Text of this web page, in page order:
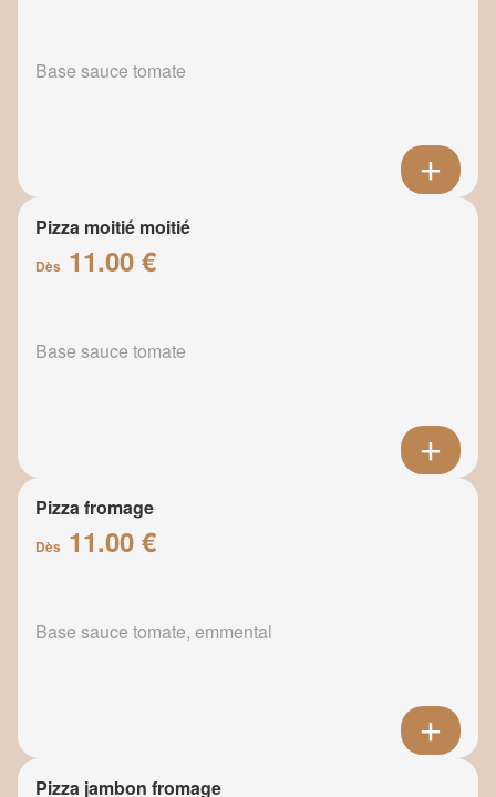
Base sauce tomate
Pizza moitié moitié
Dès 11.00 €
Base sauce tomate
Pizza fromage
Dès 11.00 €
Base sauce tomate, emmental
Pizza jambon fromage